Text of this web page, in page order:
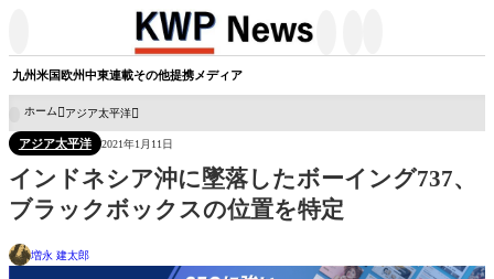
九州米国欧州中東連載その他提携メディア
ホーム アジア太平洋
アジア太平洋 2021年1月11日
インドネシア沖に墜落したボーイング737、
ブラックボックスの位置を特定
増永 建太郎